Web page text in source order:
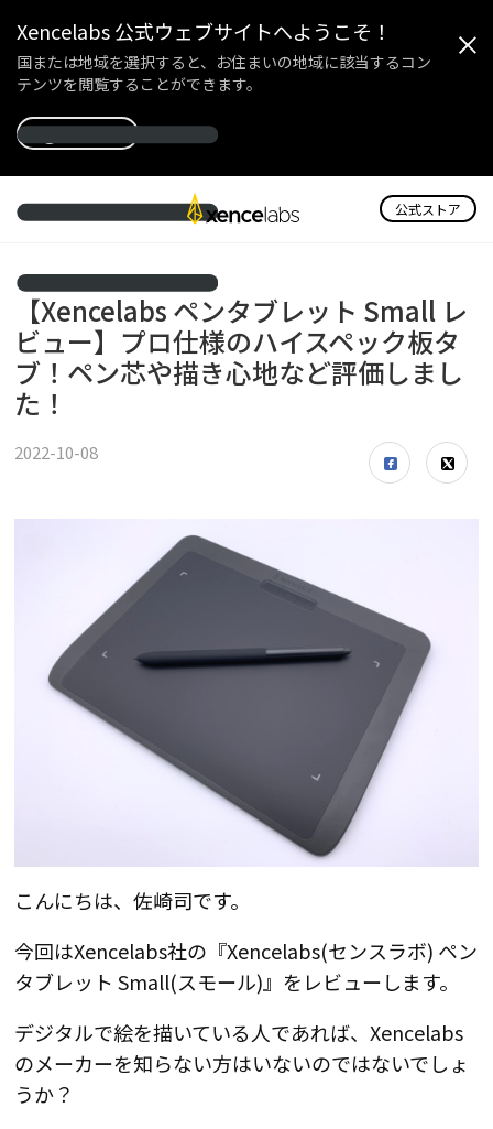
Xencelabs 公式ウェブサイトへようこそ！
国または地域を選択すると、お住まいの地域に該当するコン
テンツを閲覧することができます。
公式ストア
【Xencelabs ペンタブレット Small レ
ビュー】プロ仕様のハイスペック板タ
ブ！ペン芯や描き心地など評価しまし
た！
2022-10-08
こんにちは、佐崎司です。
今回はXencelabs社の『Xencelabs(センスラボ) ペン
タブレット Small(スモール)』をレビューします。
デジタルで絵を描いている人であれば、Xencelabs
のメーカーを知らない方はいないのではないでしょ
うか？